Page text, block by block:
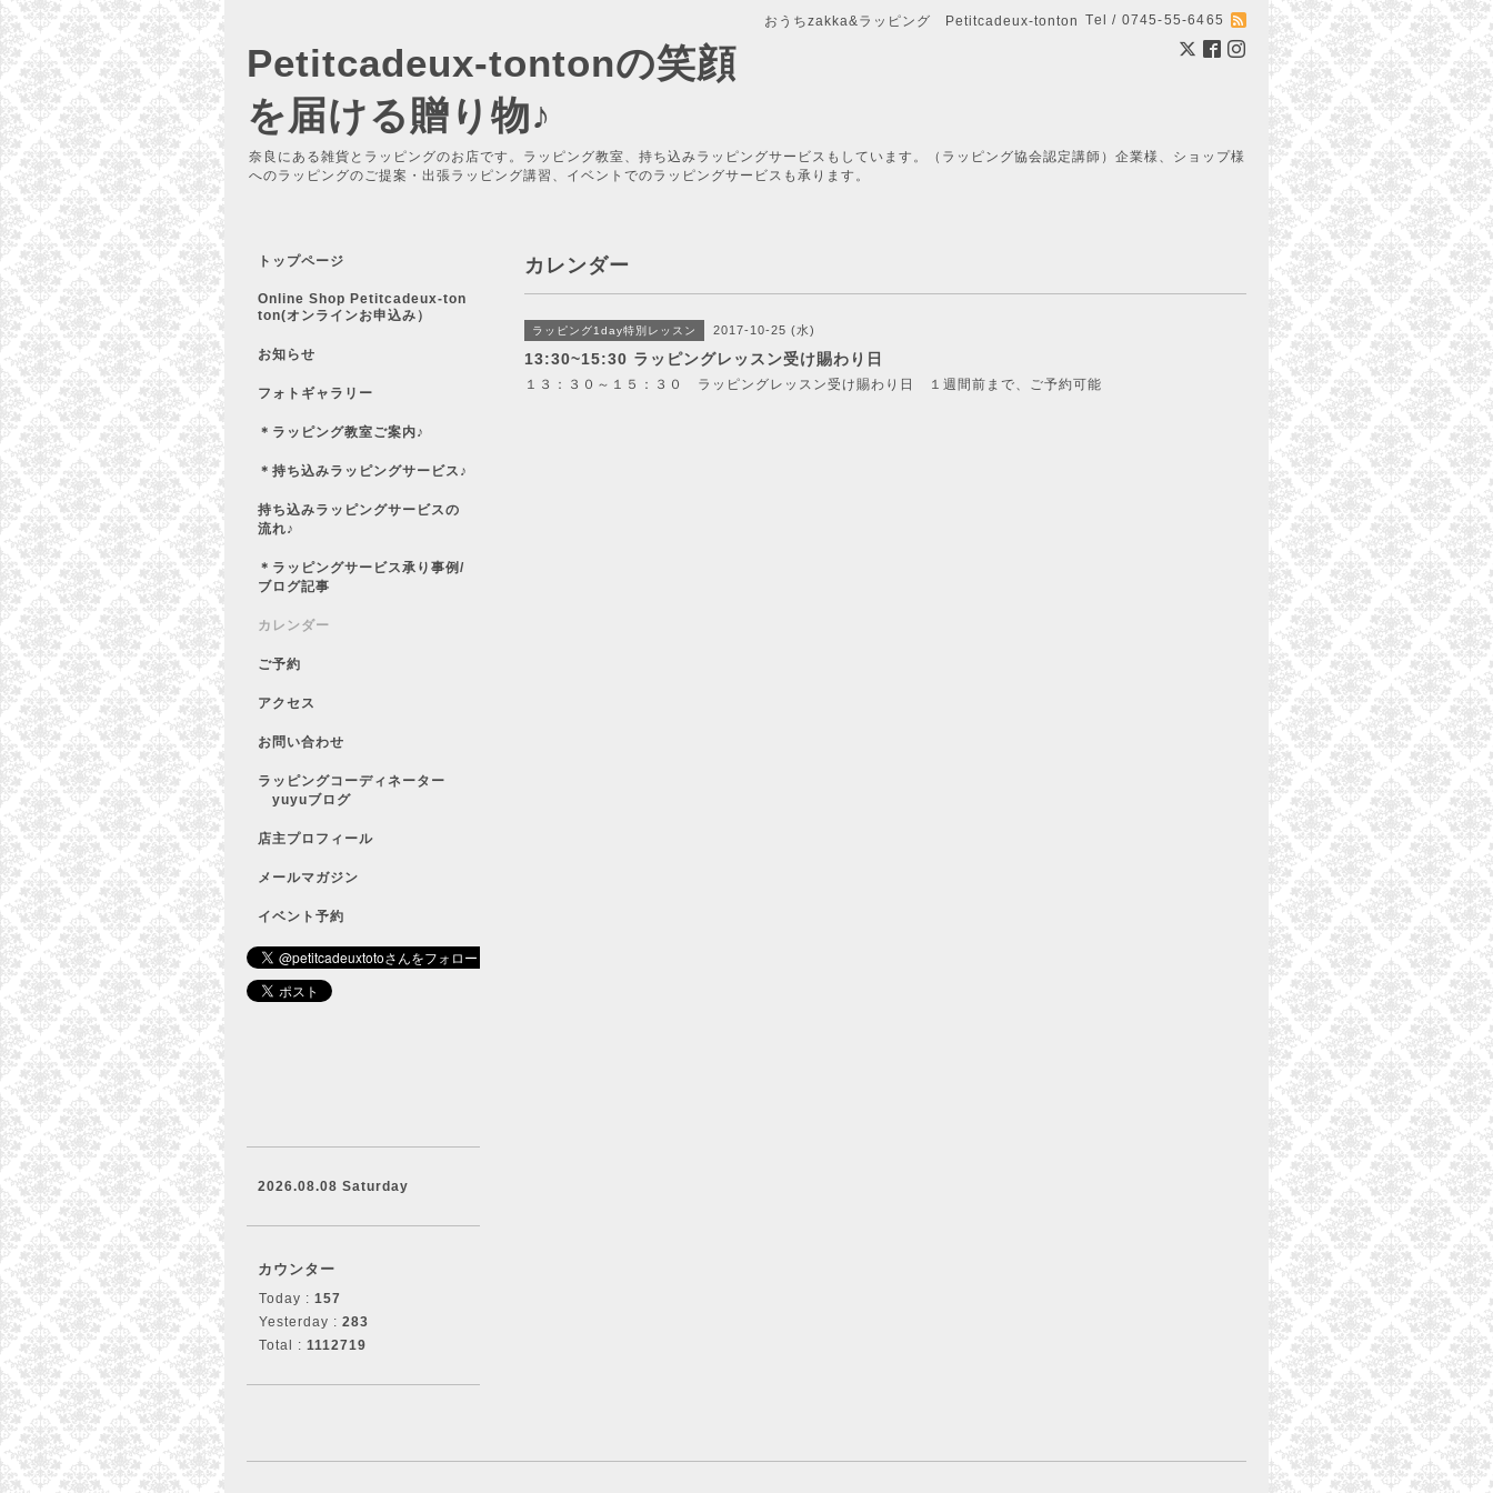
おうちzakka&ラッピング Petitcadeux-tonton Tel / 0745-55-6465
Petitcadeux-tontonの笑顔
を届ける贈り物♪
奈良にある雑貨とラッピングのお店です。ラッピング教室、持ち込みラッピングサービスもしています。（ラッピング協会認定講師）企業様、ショップ様
へのラッピングのご提案・出張ラッピング講習、イベントでのラッピングサービスも承ります。
カレンダー
ラッピング1day特別レッスン 2017-10-25 (水)
13:30~15:30 ラッピングレッスン受け賜わり日
１３：３０～１５：３０ ラッピングレッスン受け賜わり日 １週間前まで、ご予約可能
トップページ
Online Shop Petitcadeux-ton
ton(オンラインお申込み）
お知らせ
フォトギャラリー
＊ラッピング教室ご案内♪
＊持ち込みラッピングサービス♪
持ち込みラッピングサービスの
流れ♪
＊ラッピングサービス承り事例/
ブログ記事
カレンダー
ご予約
アクセス
お問い合わせ
ラッピングコーディネーター
yuyuブログ
店主プロフィール
メールマガジン
イベント予約
2026.08.08 Saturday
カウンター
Today : 157
Yesterday : 283
Total : 1112719